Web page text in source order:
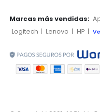
Marcas más vendidas:
Logitech | Lenovo | HP |